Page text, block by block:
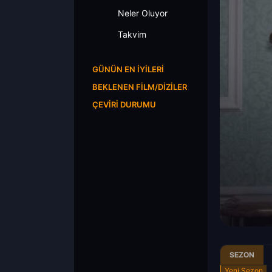
Neler Oluyor
Takvim
GÜNÜN EN İYILERI
BEKLENEN FILM/DIZILER
ÇEVIRI DURUMU
SEZON